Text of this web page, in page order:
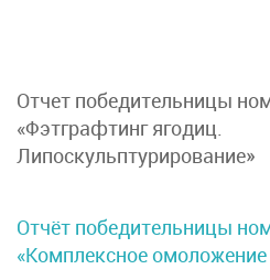
Отчет победительницы
«Фэтграфтинг ягодиц.
Липоскульптурирование»
Отчёт победительницы
«Комплексное